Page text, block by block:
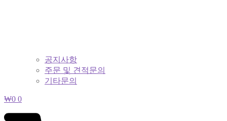
공지사항
주문 및 견적문의
기타문의
₩0 0